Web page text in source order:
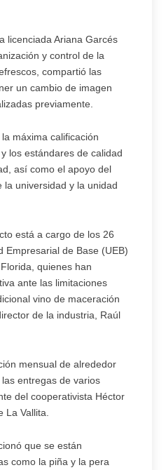
licenciada Ariana Garcés
y control de la
compartió las
un cambio de imagen
previamente.
máxima calificación
los estándares de calidad
así como el apoyo del
universidad y la unidad
está a cargo de los 26
Empresarial de Base (UEB)
quienes han
ante las limitaciones
vino de maceración
de la industria, Raúl
mensual de alrededor
entregas de varios
del cooperativista Héctor
La Vallita.
que se están
como la piña y la pera